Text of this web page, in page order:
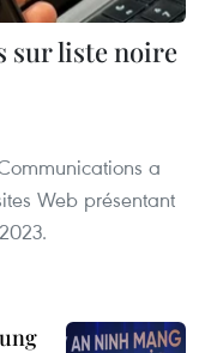
sur liste noire
a
Web présentant